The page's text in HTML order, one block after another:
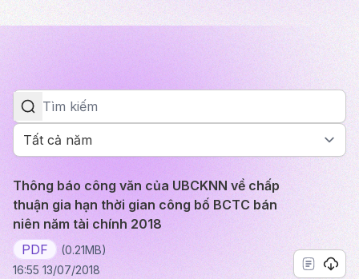
Thông báo công văn của UBCKNN về chấp
thuận gia hạn thời gian công bố BCTC bán
niên năm tài chính 2018
PDF
(0.21MB)
16:55 13/07/2018